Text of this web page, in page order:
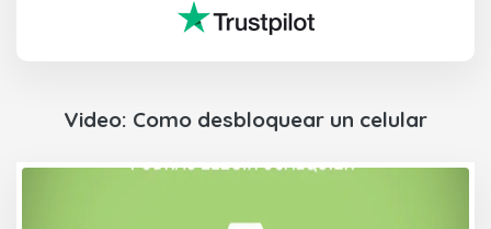
Video: Como desbloquear un celular